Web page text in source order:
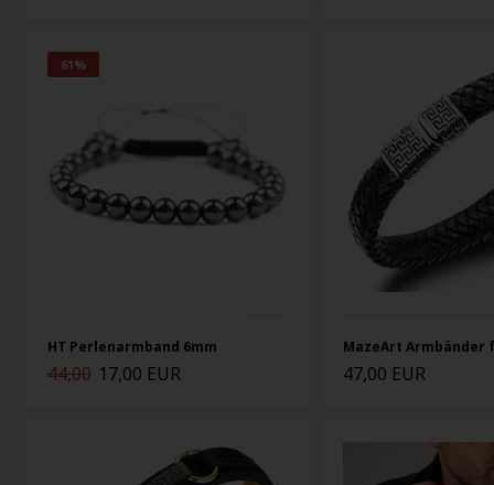
61%
HT Perlenarmband 6mm
44,00 17,00 EUR
MazeArt Armbänder
47,00 EUR